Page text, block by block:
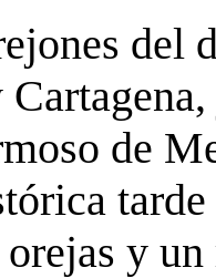
del
de
y un